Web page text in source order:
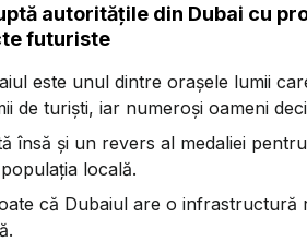
autoritățile din Dubai cu
futuriste
este unul dintre orașele lumii
de turiști, iar numeroși oameni
însă și un revers al medaliei
locală.
că Dubaiul are o infrastructură